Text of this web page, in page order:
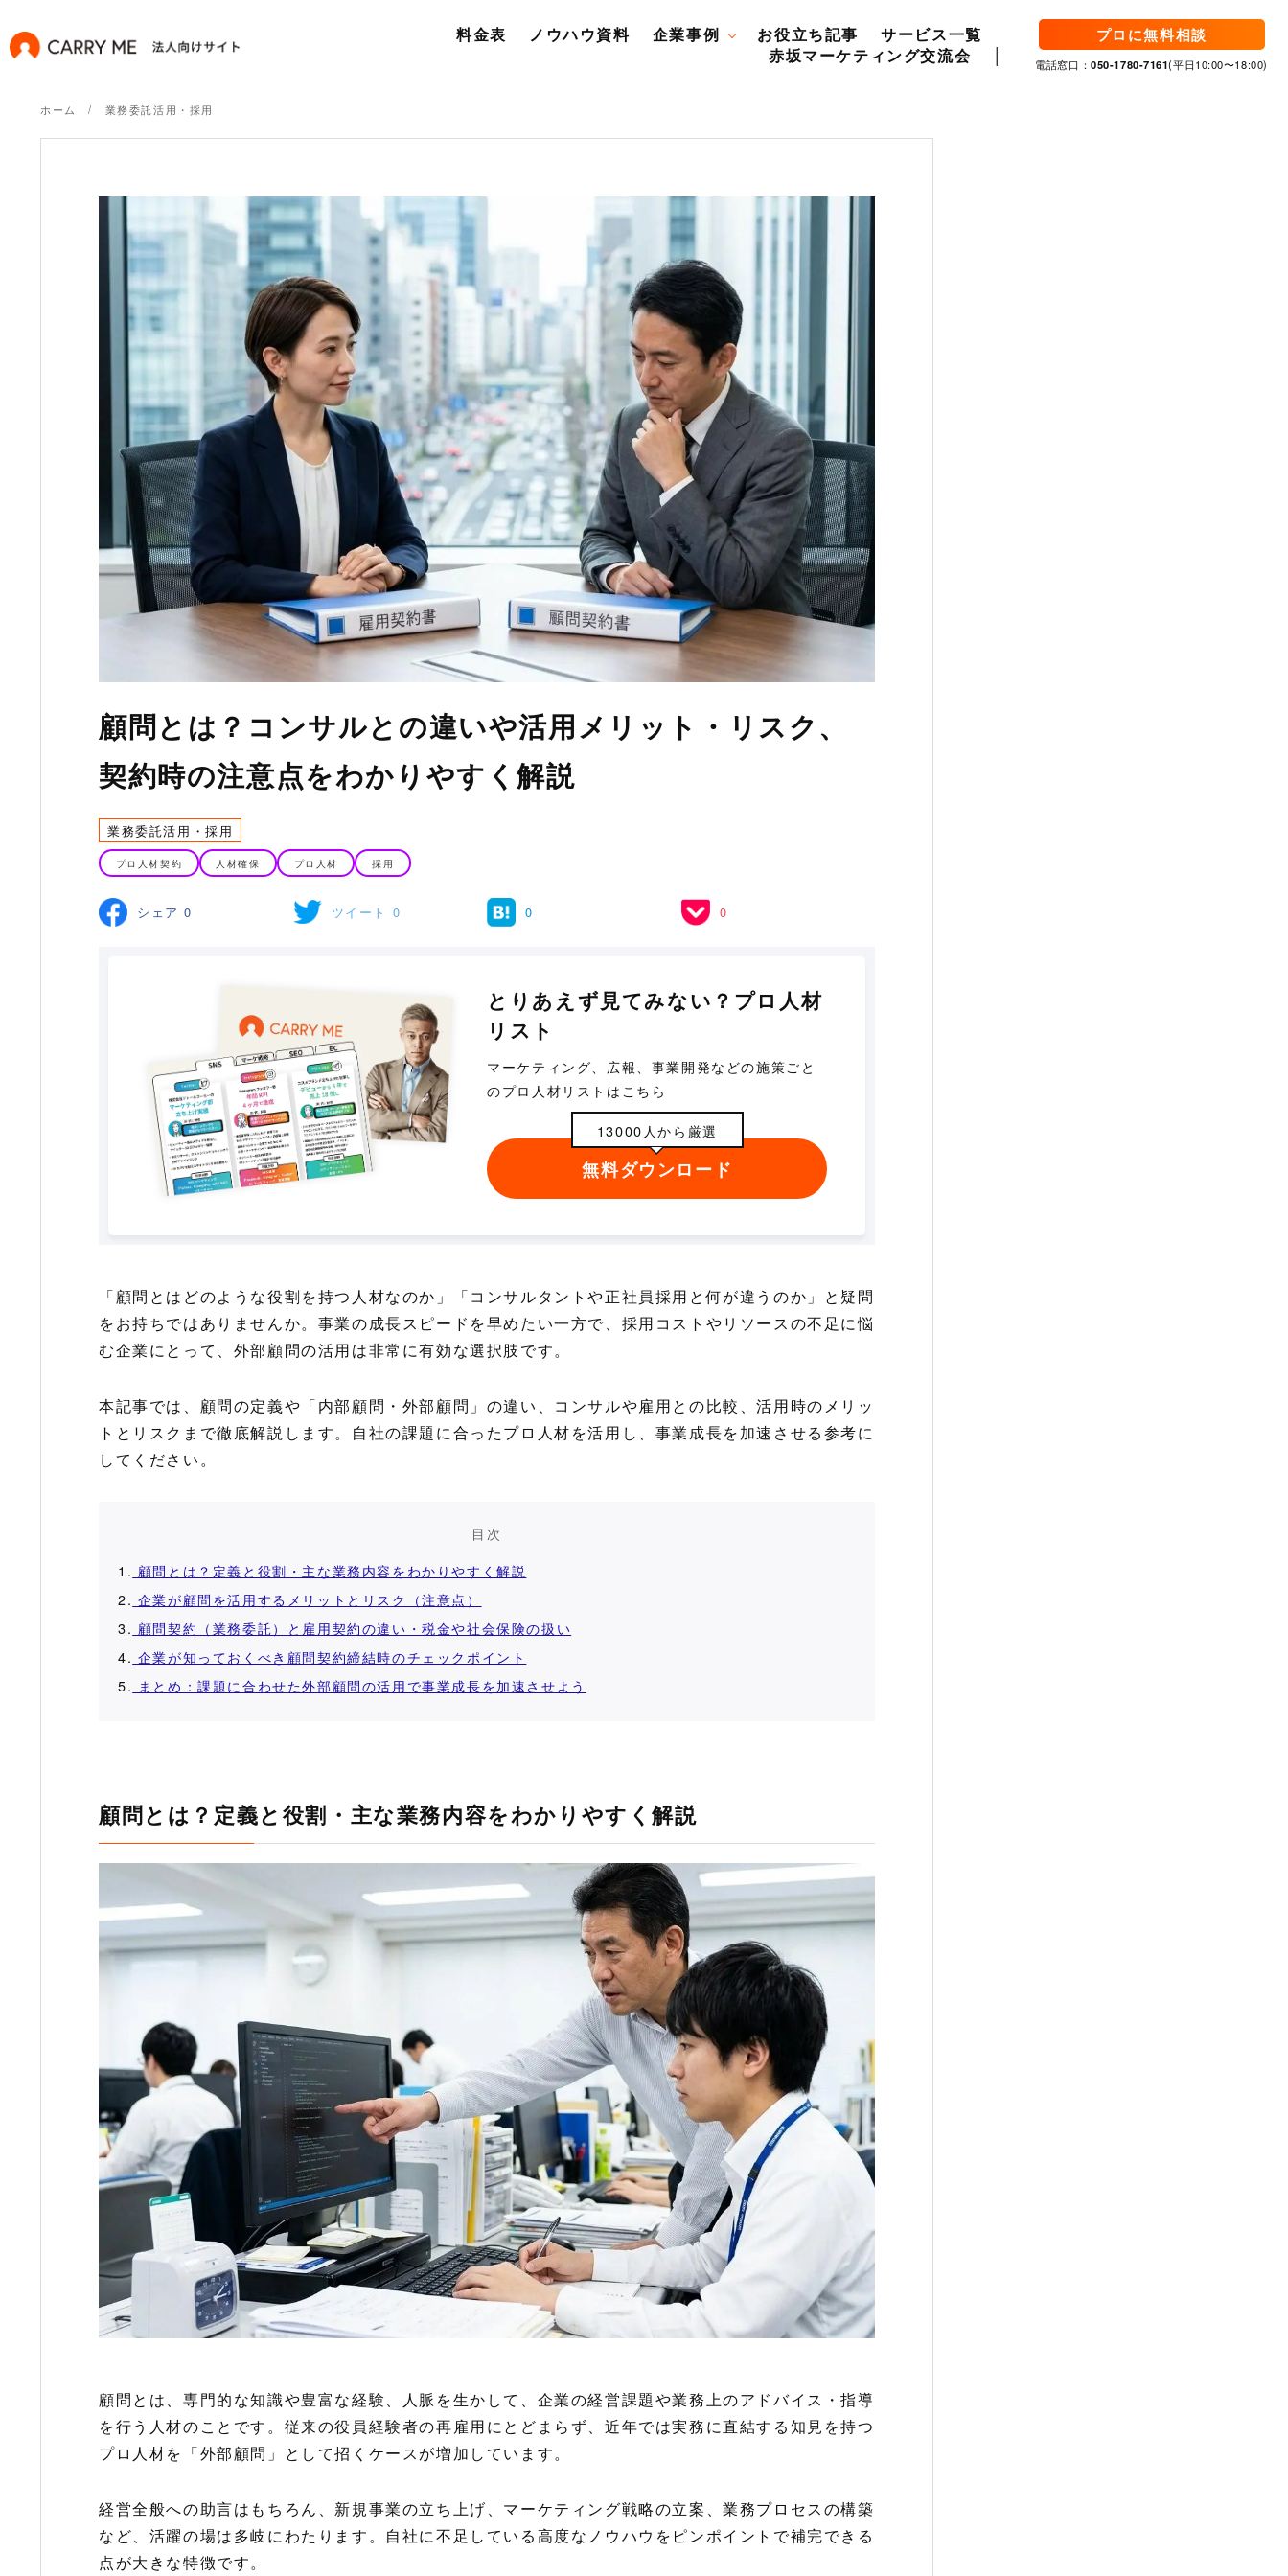
料金表 ノウハウ資料 企業事例 お役立ち記事
サービス一覧
赤坂マーケティング交流会
プロに無料相談
電話窓口：050-1780-7161(平日10:00〜18:00)
ホーム 業務委託活用・採用
顧問とは？コンサルとの違いや活用メリット・リスク、
契約時の注意点をわかりやすく解説
業務委託活用・採用
プロ人材契約 人材確保 プロ人材 採用
シェア 0 ツイート 0 0 0
とりあえず見てみない？プロ人材
リスト
マーケティング、広報、事業開発などの施策ごと
のプロ人材リストはこちら
13000人から厳選
無料ダウンロード
「顧問とはどのような役割を持つ人材なのか」「コンサルタントや正社員採用と何が違うのか」と疑問
をお持ちではありませんか。事業の成長スピードを早めたい一方で、採用コストやリソースの不足に悩
む企業にとって、外部顧問の活用は非常に有効な選択肢です。
本記事では、顧問の定義や「内部顧問・外部顧問」の違い、コンサルや雇用との比較、活用時のメリッ
トとリスクまで徹底解説します。自社の課題に合ったプロ人材を活用し、事業成長を加速させる参考に
してください。
目次
1. 顧問とは？定義と役割・主な業務内容をわかりやすく解説
2. 企業が顧問を活用するメリットとリスク（注意点）
3. 顧問契約（業務委託）と雇用契約の違い・税金や社会保険の扱い
4. 企業が知っておくべき顧問契約締結時のチェックポイント
5. まとめ：課題に合わせた外部顧問の活用で事業成長を加速させよう
顧問とは？定義と役割・主な業務内容をわかりやすく解説
顧問とは、専門的な知識や豊富な経験、人脈を生かして、企業の経営課題や業務上のアドバイス・指導
を行う人材のことです。従来の役員経験者の再雇用にとどまらず、近年では実務に直結する知見を持つ
プロ人材を「外部顧問」として招くケースが増加しています。
経営全般への助言はもちろん、新規事業の立ち上げ、マーケティング戦略の立案、業務プロセスの構築
など、活躍の場は多岐にわたります。自社に不足している高度なノウハウをピンポイントで補完できる
点が大きな特徴です。